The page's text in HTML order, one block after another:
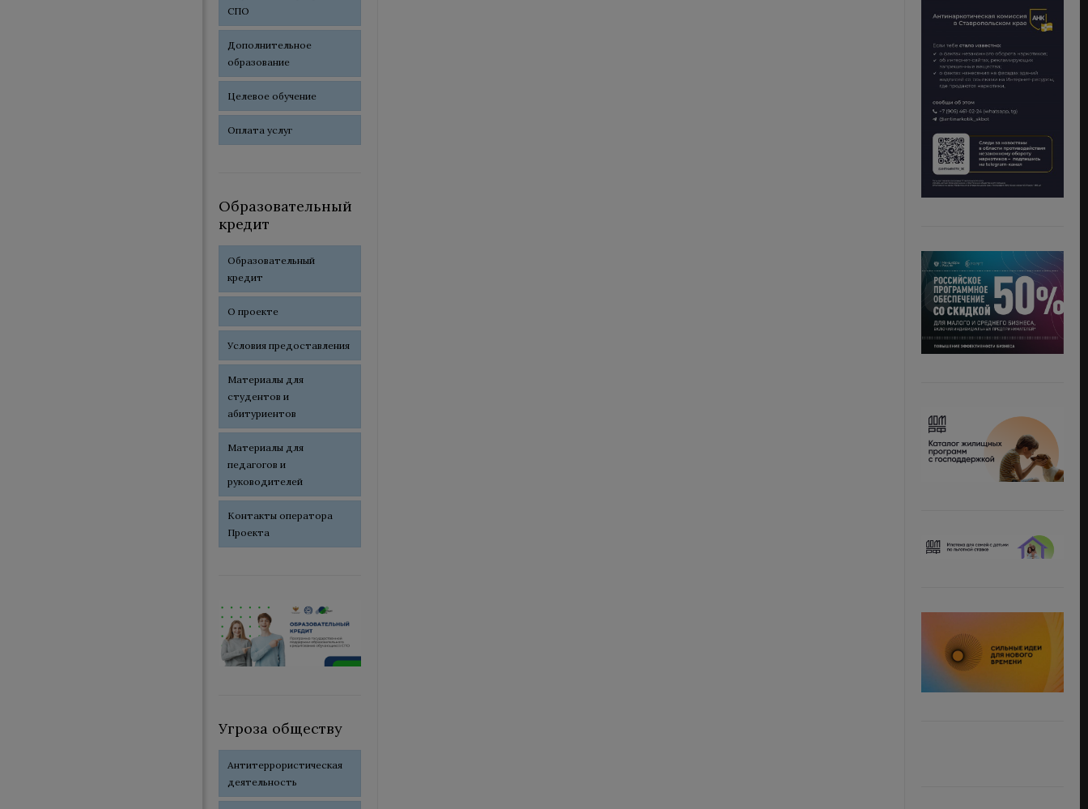
СПО
Дополнительное
образование
Целевое обучение
Оплата услуг
Образовательный
кредит
Образовательный
кредит
О проекте
Условия предоставления
Материалы для
студентов и
абитуриентов
Материалы для
педагогов и
руководителей
Контакты оператора
Проекта
Угроза обществу
Антитеррористическая
деятельность